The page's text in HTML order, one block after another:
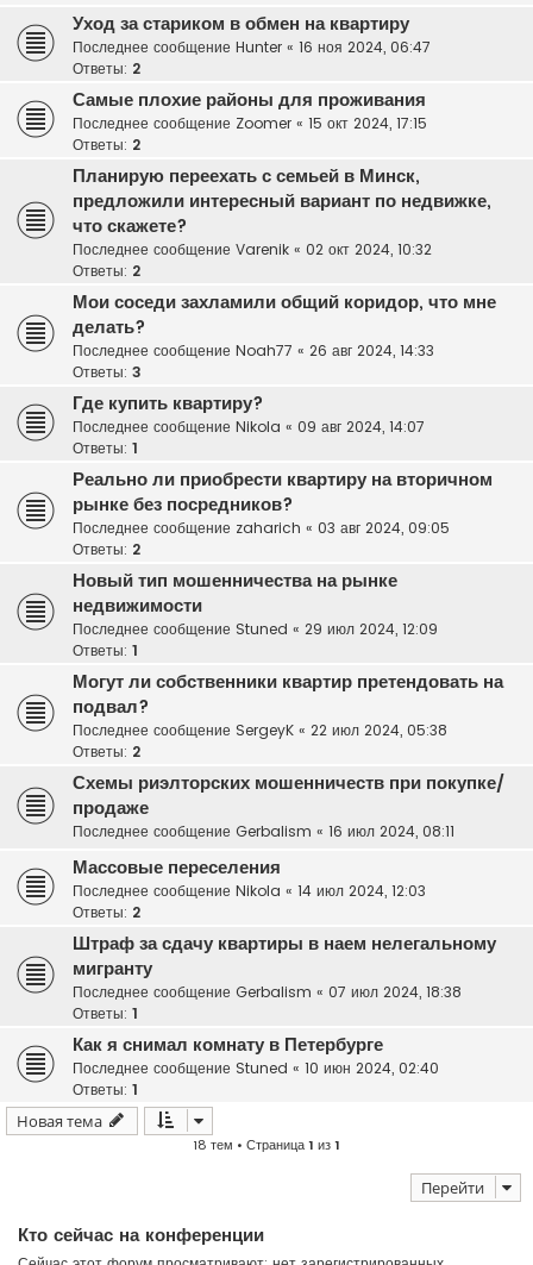
Уход за стариком в обмен на квартиру
Последнее сообщение Hunter « 16 ноя 2024, 06:47
Ответы: 2
Самые плохие районы для проживания
Последнее сообщение Zoomer « 15 окт 2024, 17:15
Ответы: 2
Планирую переехать с семьей в Минск,
предложили интересный вариант по недвижке,
что скажете?
Последнее сообщение Varenik « 02 окт 2024, 10:32
Ответы: 2
Мои соседи захламили общий коридор, что мне
делать?
Последнее сообщение Noah77 « 26 авг 2024, 14:33
Ответы: 3
Где купить квартиру?
Последнее сообщение Nikola « 09 авг 2024, 14:07
Ответы: 1
Реально ли приобрести квартиру на вторичном
рынке без посредников?
Последнее сообщение zaharich « 03 авг 2024, 09:05
Ответы: 2
Новый тип мошенничества на рынке
недвижимости
Последнее сообщение Stuned « 29 июл 2024, 12:09
Ответы: 1
Могут ли собственники квартир претендовать на
подвал?
Последнее сообщение SergeyK « 22 июл 2024, 05:38
Ответы: 2
Схемы риэлторских мошенничеств при покупке/
продаже
Последнее сообщение Gerbalism « 16 июл 2024, 08:11
Массовые переселения
Последнее сообщение Nikola « 14 июл 2024, 12:03
Ответы: 2
Штраф за сдачу квартиры в наем нелегальному
мигранту
Последнее сообщение Gerbalism « 07 июл 2024, 18:38
Ответы: 1
Как я снимал комнату в Петербурге
Последнее сообщение Stuned « 10 июн 2024, 02:40
Ответы: 1
Новая тема
18 тем • Страница1 из1
Перейти
Кто сейчас на конференции